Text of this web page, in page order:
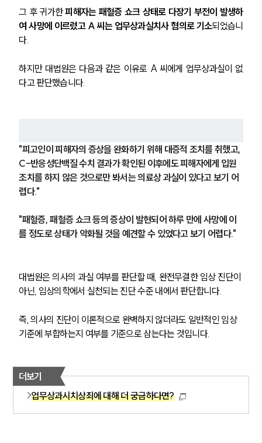
그 후 귀가한 피해자는 패혈증 쇼크 상태로 다장기 부전이 발생하
여 사망에 이르렀고 A 씨는 업무상과실치사 혐의로 기소되었습니
다.
하지만 대법원은 다음과 같은 이유로 A 씨에게 업무상과실이 없
다고 판단했습니다.
"피고인이 피해자의 증상을 완화하기 위해 대증적 조치를 취했고,
C-반응성단백질 수치 결과가 확인된 이후에도 피해자에게 입원
조치를 하지 않은 것으로만 봐서는 의료상 과실이 있다고 보기 어
렵다."
"패혈증, 패혈증 쇼크 등의 증상이 발현되어 하루 만에 사망에 이
를 정도로 상태가 악화될 것을 예견할 수 있었다고 보기 어렵다."
대법원은 의사의 과실 여부를 판단할 때, 완전무결한 임상 진단이
아닌, 임상의학에서 실천되는 진단 수준 내에서 판단합니다.
즉, 의사의 진단이 이론적으로 완벽하지 않더라도 일반적인 임상
기준에 부합하는지 여부를 기준으로 삼는다는 것입니다.
더보기
업무상과시치상죄에 대해 더 궁금하다면?